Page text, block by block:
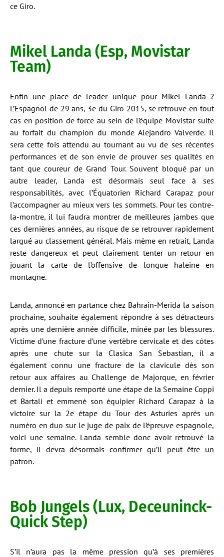
ce Giro.
Mikel Landa (Esp, Movistar
Team)
Enfin une place de leader unique pour Mikel Landa ?
L’Espagnol de 29 ans, 3e du Giro 2015, se retrouve en tout
cas en position de force au sein de l’équipe Movistar suite
au forfait du champion du monde Alejandro Valverde. Il
sera cette fois attendu au tournant au vu de ses récentes
performances et de son envie de prouver ses qualités en
tant que coureur de Grand Tour. Souvent bloqué par un
autre leader, Landa est désormais seul face à ses
responsabilités, avec l’Équatorien Richard Carapaz pour
l’accompagner au mieux vers les sommets. Pour les contre-
la-montre, il lui faudra montrer de meilleures jambes que
ces dernières années, au risque de se retrouver rapidement
largué au classement général. Mais même en retrait, Landa
reste dangereux et peut clairement tenter un retour en
jouant la carte de l’offensive de longue haleine en
montagne.
Landa, annoncé en partance chez Bahrain-Merida la saison
prochaine, souhaite également répondre à ses détracteurs
après une dernière année difficile, minée par les blessures.
Victime d’une fracture d’une vertèbre cervicale et des côtes
après une chute sur la Clasica San Sebastian, il a
également connu une fracture de la clavicule dès son
retour aux affaires au Challenge de Majorque, en février
dernier. Il a depuis remporté une étape de la Semaine Coppi
et Bartali et emmené son équipier Richard Carapaz à la
victoire sur la 2e étape du Tour des Asturies après un
numéro en duo sur le juge de paix de l’épreuve espagnole,
voici une semaine. Landa semble donc avoir retrouvé la
forme, il devra désormais confirmer qu’il peut être un
patron.
Bob Jungels (Lux, Deceuninck-
Quick Step)
S’il n’aura pas la même pression qu’à ses premières